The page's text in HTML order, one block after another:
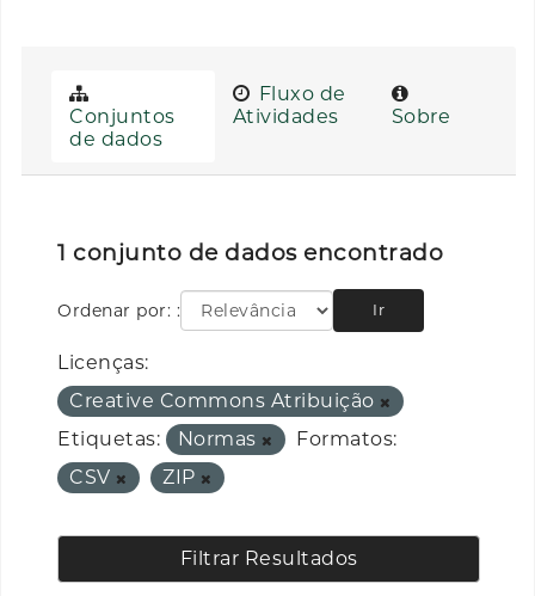
Conjuntos
de dados
Fluxo de
Atividades
Sobre
1 conjunto de dados encontrado
Ordenar por: Ir
Licenças:
Creative Commons Atribuição
Etiquetas:
Normas
Formatos:
CSV
ZIP
Filtrar Resultados